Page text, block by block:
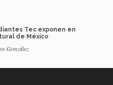
Tec exponen en
de México
González